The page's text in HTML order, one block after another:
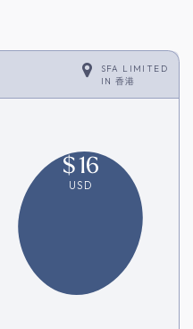
SFA LIMITED
IN 香港
$16
USD